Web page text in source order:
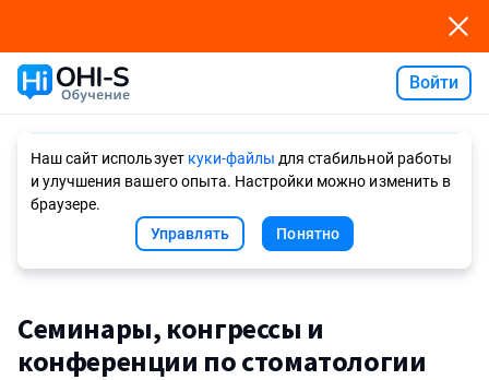
Войти
Наш сайт использует куки-файлы для стабильной работы
и улучшения вашего опыта. Настройки можно изменить в
браузере.
Управлять
Понятно
Семинары, конгрессы и
конференции по стоматологии